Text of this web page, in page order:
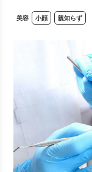
美容 小顔 親知らず